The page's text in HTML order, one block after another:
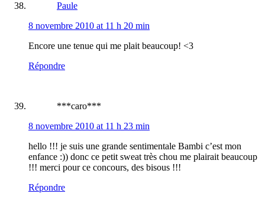
Paule
8 novembre 2010 at 11 h 20 min
Encore une tenue qui me plait beaucoup! <3
Répondre
***caro***
8 novembre 2010 at 11 h 23 min
hello !!! je suis une grande sentimentale Bambi c’est mon
enfance :)) donc ce petit sweat très chou me plairait beaucoup
!!! merci pour ce concours, des bisous !!!
Répondre